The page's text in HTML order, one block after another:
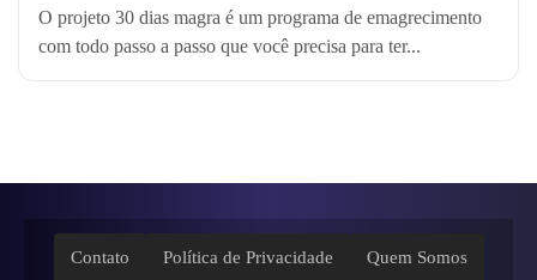
O projeto 30 dias magra é um programa de emagrecimento
com todo passo a passo que você precisa para ter...
Contato Política de Privacidade Quem Somos